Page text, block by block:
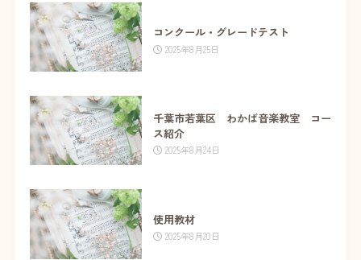
コンクール・グレードテスト
2025年8月25日
千葉市若葉区 わかば音楽教室 コー
ス紹介
2025年8月24日
使用教材
2025年8月20日